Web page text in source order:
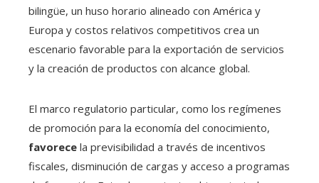
bilingüe, un huso horario alineado con América y
Europa y costos relativos competitivos crea un
escenario favorable para la exportación de servicios
y la creación de productos con alcance global.
El marco regulatorio particular, como los regímenes
de promoción para la economía del conocimiento,
favorece la previsibilidad a través de incentivos
fiscales, disminución de cargas y acceso a programas